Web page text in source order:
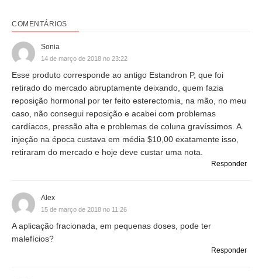
COMENTÁRIOS
Sonia
14 de março de 2018 no 23:22
Esse produto corresponde ao antigo Estandron P, que foi
retirado do mercado abruptamente deixando, quem fazia
reposição hormonal por ter feito esterectomia, na mão, no meu
caso, não consegui reposição e acabei com problemas
cardíacos, pressão alta e problemas de coluna gravíssimos. A
injeção na época custava em média $10,00 exatamente isso,
retiraram do mercado e hoje deve custar uma nota.
Responder
Alex
15 de março de 2018 no 11:26
A aplicação fracionada, em pequenas doses, pode ter
malefícios?
Responder